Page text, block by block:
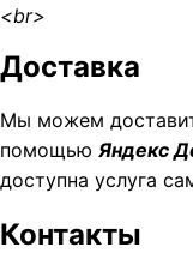
<br>
Доставка
Мы можем
помощью Яндекс
доступна услуга
Контакты